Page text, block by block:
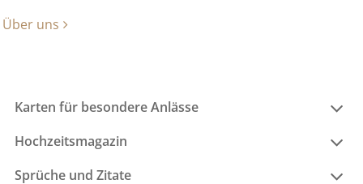
Über uns
Karten für besondere Anlässe
Hochzeitsmagazin
Sprüche und Zitate